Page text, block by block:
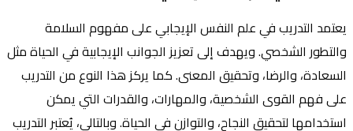
يعتمد التدريب في علم النفس الإيجابي على مفهوم السلامة
والتطور الشخصي. ويهدف إلى تعزيز الجوانب الإيجابية في الحياة مثل
السعادة، والرضا، وتحقيق المعنى. كما يركز هذا النوع من التدريب
على فهم القوى الشخصية، والمهارات، والقدرات التي يمكن
استخدامها لتحقيق النجاح، والتوازن في الحياة. وبالتالي، يُعتبر التدريب